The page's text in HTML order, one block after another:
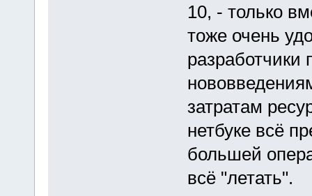
10, - только
тоже очень
затратам
нетбуке всё
большей
всё "летать".